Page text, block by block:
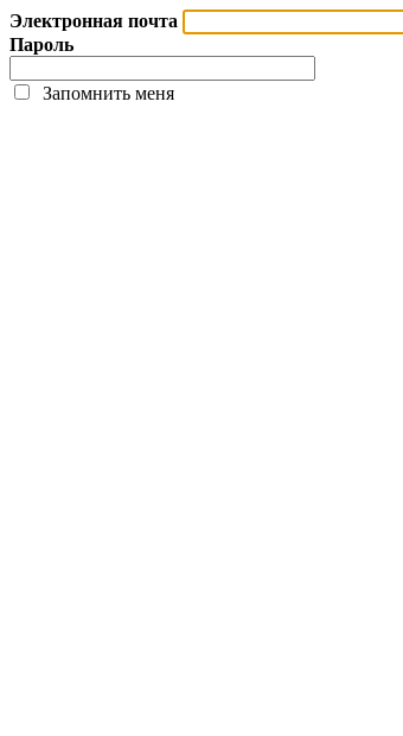
Электронная почта
Пароль
Запомнить меня